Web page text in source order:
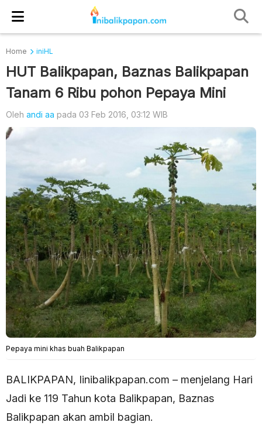
Home iniHL
HUT Balikpapan, Baznas Balikpapan
Tanam 6 Ribu pohon Pepaya Mini
Oleh andi aa pada 03 Feb 2016, 03:12 WIB
Pepaya mini khas buah Balikpapan
BALIKPAPAN, Iinibalikpapan.com – menjelang Hari
Jadi ke 119 Tahun kota Balikpapan, Baznas
Balikpapan akan ambil bagian.